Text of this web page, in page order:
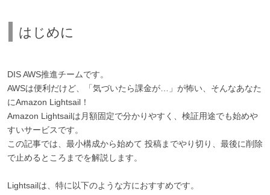
はじめに
DIS AWS推進チームです。
AWSは便利だけど、「気づいたら課金が…」が怖い、そんなあなた
にAmazon Lightsail！
Amazon Lightsailは月額固定で分かりやすく、検証用途でも始めや
すいサービスです。
この記事では、最小構成から始めて 投稿までやり切り、最後に削除
で止めるところまでを解説します。
Lightsailは、特に以下のような方におすすめです。